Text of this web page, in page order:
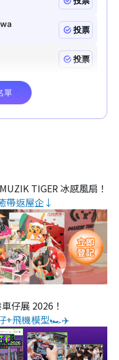
TIGER 冰感風扇！
帶返屋企↓
仔展 2026！
+飛機模型🏎️✈️